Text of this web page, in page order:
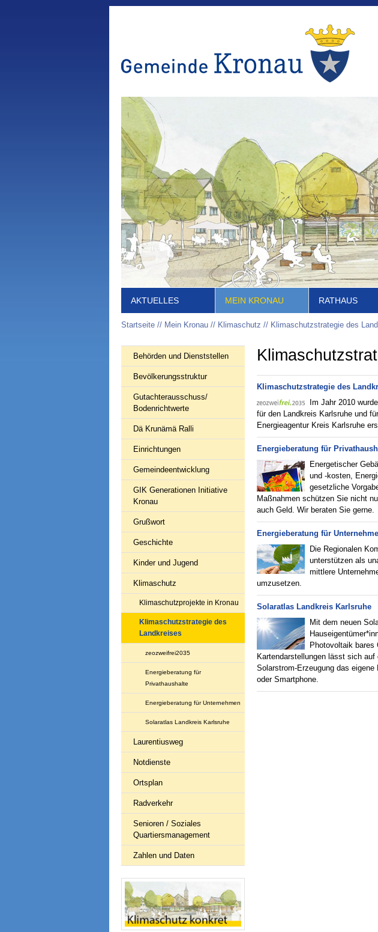
AKTUELLES MEIN KRONAU RATHAUS
Startseite Mein Kronau Klimaschutz Klimaschutzstrategie des
Behörden und Dienststellen
Bevölkerungsstruktur
Gutachterausschuss/
Bodenrichtwerte
Dä Krunämä Ralli
Einrichtungen
Gemeindeentwicklung
GIK Generationen Initiative
Kronau
Grußwort
Geschichte
Kinder und Jugend
Klimaschutz
Klimaschutzprojekte in Kronau
Klimaschutzstrategie des
Landkreises
zeozweifrei2035
Energieberatung für
Privathaushalte
Energieberatung für Unternehmen
Solaratlas Landkreis Karlsruhe
Laurentiusweg
Notdienste
Ortsplan
Radverkehr
Senioren / Soziales
Quartiersmanagement
Zahlen und Daten
Klimaschutzstrategie des
Im Jahr 2010
für den Landkreis Karlsruhe und
Energieagentur Kreis Karlsruhe
Energieberatung für
Energetischer
und -kosten,
gesetzliche
Maßnahmen schützen Sie nicht
auch Geld. Wir beraten Sie gerne.
Energieberatung für
Die Regionalen
unterstützen als
mittlere
umzusetzen.
Solaratlas Landkreis Karlsruhe
Mit dem neuen
Photovoltaik bares
Kartendarstellungen lässt sich
Solarstrom-Erzeugung das
oder Smartphone.